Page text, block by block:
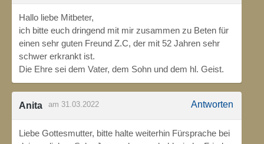
Hallo liebe Mitbeter,
ich bitte euch dringend mit mir zusammen zu Beten für
einen sehr guten Freund Z.C, der mit 52 Jahren sehr
schwer erkrankt ist.
Die Ehre sei dem Vater, dem Sohn und dem hl. Geist.
Anita am 31.03.2022 Antworten
Liebe Gottesmutter, bitte halte weiterhin Fürsprache bei